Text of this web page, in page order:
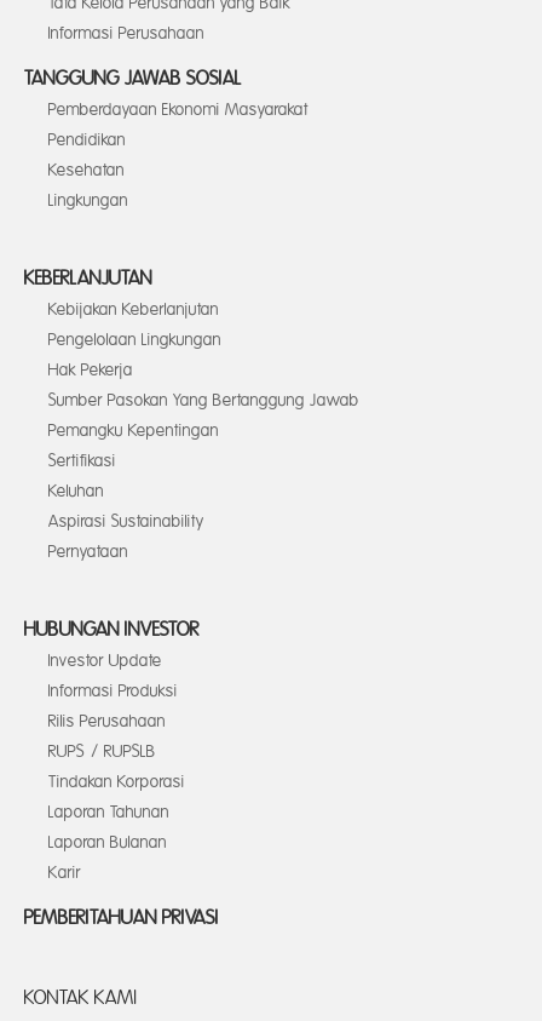
Informasi Perusahaan
TANGGUNG JAWAB SOSIAL
Pemberdayaan Ekonomi Masyarakat
Pendidikan
Kesehatan
Lingkungan
KEBERLANJUTAN
Kebijakan Keberlanjutan
Pengelolaan Lingkungan
Hak Pekerja
Sumber Pasokan Yang Bertanggung Jawab
Pemangku Kepentingan
Sertifikasi
Keluhan
Aspirasi Sustainability
Pernyataan
HUBUNGAN INVESTOR
Investor Update
Informasi Produksi
Rilis Perusahaan
RUPS / RUPSLB
Tindakan Korporasi
Laporan Tahunan
Laporan Bulanan
Karir
PEMBERITAHUAN PRIVASI
KONTAK KAMI